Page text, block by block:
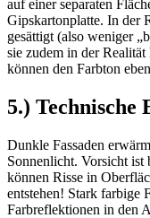
auf einer separaten
Gipskartonplatte. In der
gesättigt (also weniger
sie zudem in der
können den Farbton
5.) Technische
Dunkle Fassaden
Sonnenlicht. Vorsicht ist
können Risse in
entstehen! Stark farbige
Farbreflektionen in den